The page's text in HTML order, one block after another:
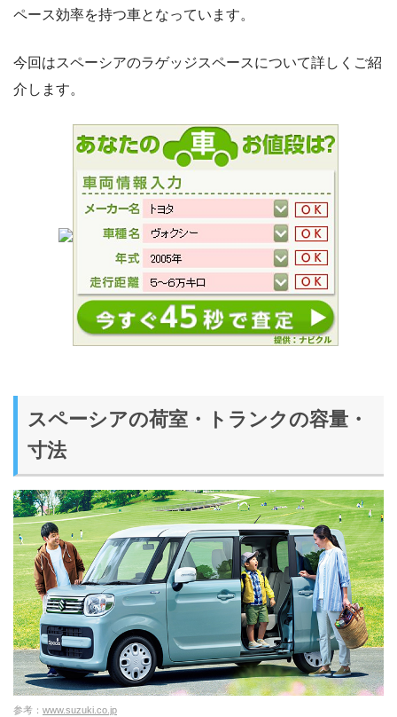
ペース効率を持つ車となっています。
今回はスペーシアのラゲッジスペースについて詳しくご紹
介します。
スペーシアの荷室・トランクの容量・
寸法
参考： www.suzuki.co.jp